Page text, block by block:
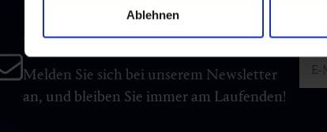
Ablehnen
Newsletter
Melden Sie sich bei unserem Newsletter
an, und bleiben Sie immer am Laufenden!